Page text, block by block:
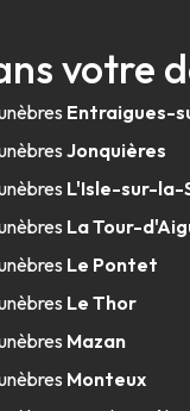
votre
Entraigues-
Jonquières
L'Isle-sur-la-
La Tour-
Le Pontet
Le Thor
Mazan
Monteux